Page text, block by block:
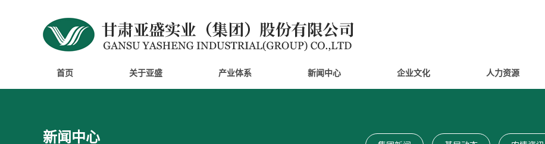
首页 关于亚盛 产业体系 新闻中心 企业文化 人力资源
新闻中心